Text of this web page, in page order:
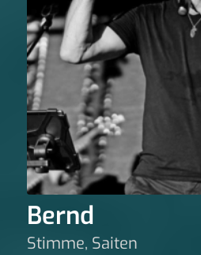
Bernd
Stimme, Saiten